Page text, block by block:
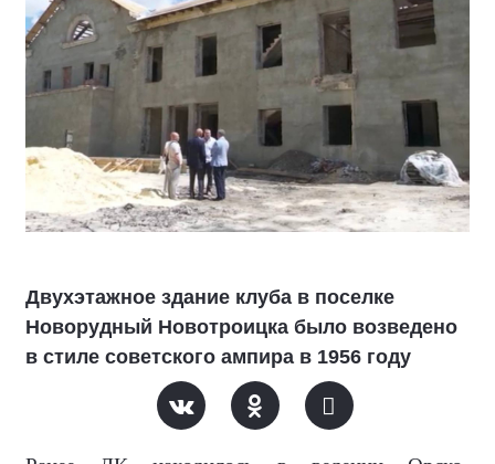
Двухэтажное здание клуба в поселке
Новорудный Новотроицка было возведено
в стиле советского ампира в 1956 году